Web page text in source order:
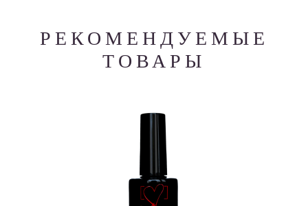
РЕКОМЕНДУЕМЫЕ
ТОВАРЫ